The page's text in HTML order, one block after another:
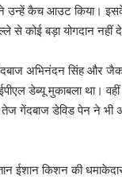
उन्हें कैच आउट किया।
से कोई बड़ा योगदान नहीं दे
अभिनंदन सिंह और
डेब्यू मुकाबला था।
गेंदबाज डेविड पेन ने भी
ईशान किशन की